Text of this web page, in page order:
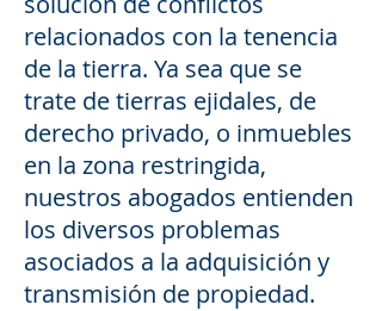
relacionados con la tenencia
de la tierra. Ya sea que se
trate de tierras ejidales, de
derecho privado, o inmuebles
en la zona restringida,
nuestros abogados entienden
los diversos problemas
asociados a la adquisición y
transmisión de propiedad.